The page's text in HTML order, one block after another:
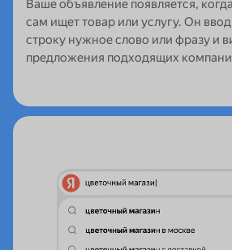
Ваше объявление появляется,
сам ищет товар или услугу. Он
строку нужное слово или фразу и
предложения подходящих